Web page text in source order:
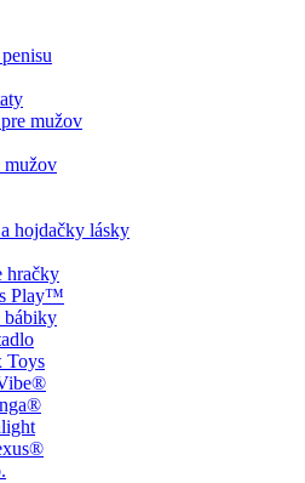
mužov
mužov
hojdačky lásky
hračky
Play™
bábiky
Toys